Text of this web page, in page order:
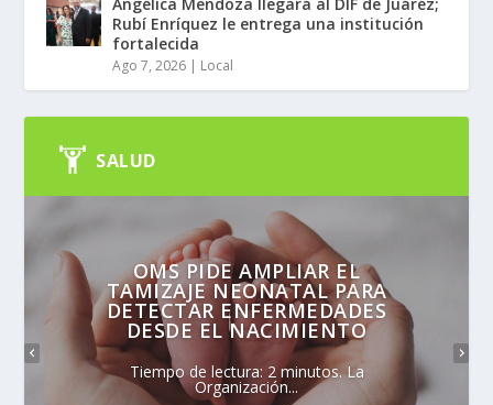
Rubí Enríquez le entrega una institución
fortalecida
Ago 7, 2026 | Local
SALUD
OMS PIDE AMPLIAR EL
TAMIZAJE NEONATAL PARA
DETECTAR ENFERMEDADES
DESDE EL NACIMIENTO
Tiempo de lectura: 2 minutos. La
Organización...